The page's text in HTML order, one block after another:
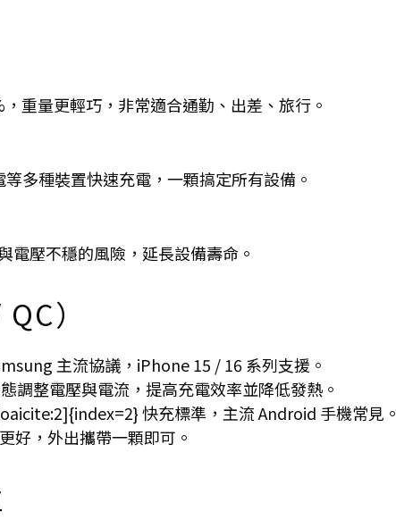
重量更輕巧，非常適合通勤、出差、旅行。
多種裝置快速充電，一顆搞定所有設備。
電壓不穩的風險，延長設備壽命。
）
主流協議，iPhone 15 / 16 系列支援。
態調整電壓與電流，提高充電效率並降低發熱。
快充標準，主流 Android 手機常見。
好，外出攜帶一顆即可。